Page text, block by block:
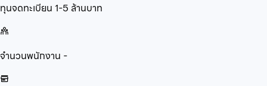
ทุนจดทะเบียน 1-5 ล้านบาท
จำนวนพนักงาน -